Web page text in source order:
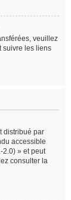
veuillez
suivre les liens
distribué par
accessible
2.0) » et peut
consulter la